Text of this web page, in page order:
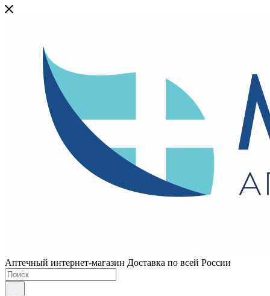
Аптечный интернет-магазин Доставка по всей России